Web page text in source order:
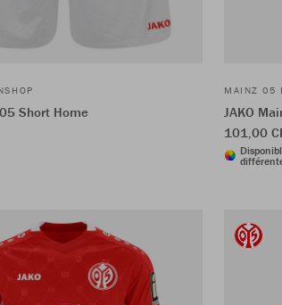
Short Home
MAINZ 05
JAKO
101,00